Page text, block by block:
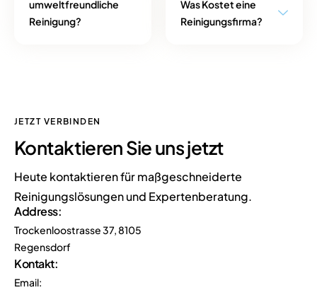
umweltfreundliche
Reinigung?
Was Kostet eine
Reinigungsfirma?
JETZT VERBINDEN
Kontaktieren Sie unsjetzt
Heute kontaktieren für maßgeschneiderte
Reinigungslösungen und Expertenberatung.
Address:
Trockenloostrasse 37, 8105
Regensdorf
Kontakt:
Email: